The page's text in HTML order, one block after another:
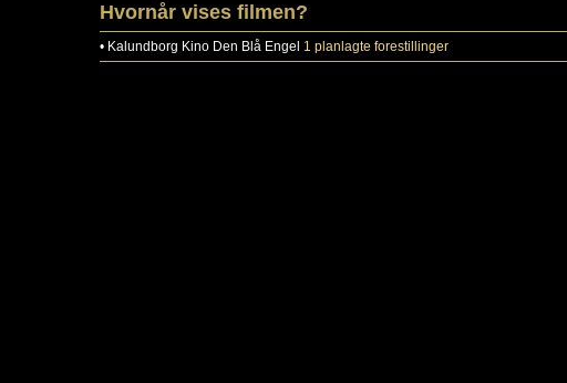
Hvornår vises filmen?
• Kalundborg Kino Den Blå Engel 1 planlagte forestillinger